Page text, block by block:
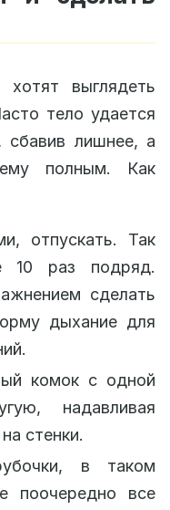
выглядеть
тело удается
сбавив лишнее, а
полным. Как
отпускать. Так
10 раз подряд.
сделать
дыхание для
комок с одной
надавливая
стенки.
в таком
поочередно все